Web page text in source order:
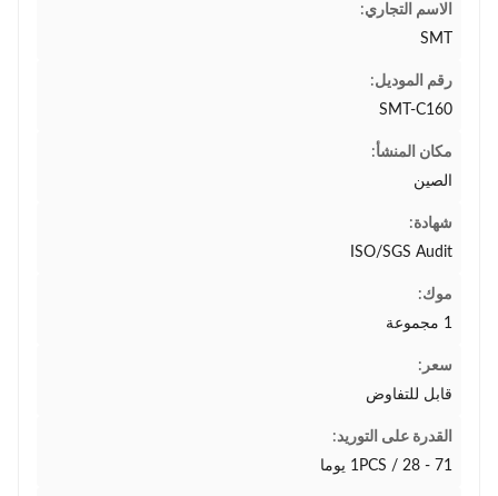
الاسم التجاري:
SMT
رقم الموديل:
SMT-C160
مكان المنشأ:
الصين
شهادة:
ISO/SGS Audit
موك:
1 مجموعة
سعر:
قابل للتفاوض
القدرة على التوريد:
1PCS / 28 - 71 يوما